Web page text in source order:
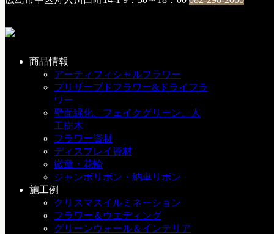
商品情報
アーティフィシャルフラワー
プリザーブドフラワー&ドライフラ
ワー
壁面緑化、フェイクグリーン、人
工樹木
フラワー資材
ディスプレイ資材
徽章・花輪
ジャンボリボン・納車リボン
施工例
クリスマスイルミネーション
フラワー＆ウエディング
グリーンウォール＆インテリア
く・・・
2008年7月31日
クリスマスの商品は毎年毎年、新商品の嵐です。
中でもイルミネーションは毎回試行錯誤の末に各社いろんな
商品が出てきます。
今日、届いた新商品の試作品は一本のLEDストリングスタイ
プのイルミネーションに３色の電球が入ってるもの。
今まで出ていた商品と何が違うかというと・・・・
今までは１本のストリングスに異なった色の電球が一個づつ
順番についてたんだけど、今回のは一個の電球の中に３つの
電球が入ってるもの。